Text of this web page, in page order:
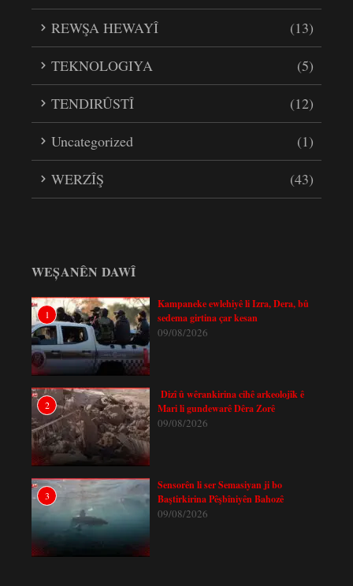
REWŞA HEWAYÎ
(13)
TEKNOLOGIYA
(5)
TENDIRÛSTÎ
(12)
Uncategorized
(1)
WERZÎŞ
(43)
WEȘANÊN DAWÎ
1
Kampaneke ewlehiyê li Izra, Dera, bû
sedema girtina çar kesan
09/08/2026
2
Dizî û wêrankirina cihê arkeolojîk ê
Mari li gundewarê Dêra Zorê
09/08/2026
3
Sensorên li ser Semasiyan ji bo
Baştirkirina Pêşbîniyên Bahozê
09/08/2026